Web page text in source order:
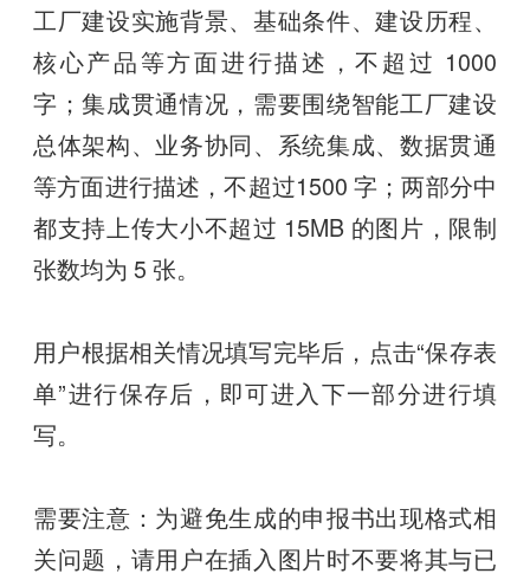
工厂建设实施背景、基础条件、建设历程、
核心产品等方面进行描述，不超过 1000
字；集成贯通情况，需要围绕智能工厂建设
总体架构、业务协同、系统集成、数据贯通
等方面进行描述，不超过1500 字；两部分中
都支持上传大小不超过 15MB 的图片，限制
张数均为 5 张。
用户根据相关情况填写完毕后，点击“保存表
单”进行保存后，即可进入下一部分进行填
写。
需要注意：为避免生成的申报书出现格式相
关问题，请用户在插入图片时不要将其与已